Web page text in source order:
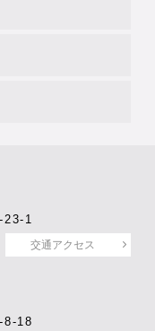
23-1
交通アクセス
8-18